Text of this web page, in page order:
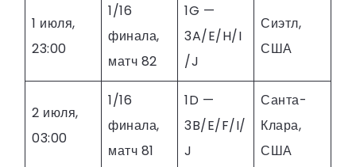
1 июля,
23:00
1/16
финала,
матч 82
1G —
3A/E/H/I
/J
Сиэтл,
США
2 июля,
03:00
1/16
финала,
матч 81
1D —
3B/E/F/I/
J
Санта-
Клара,
США